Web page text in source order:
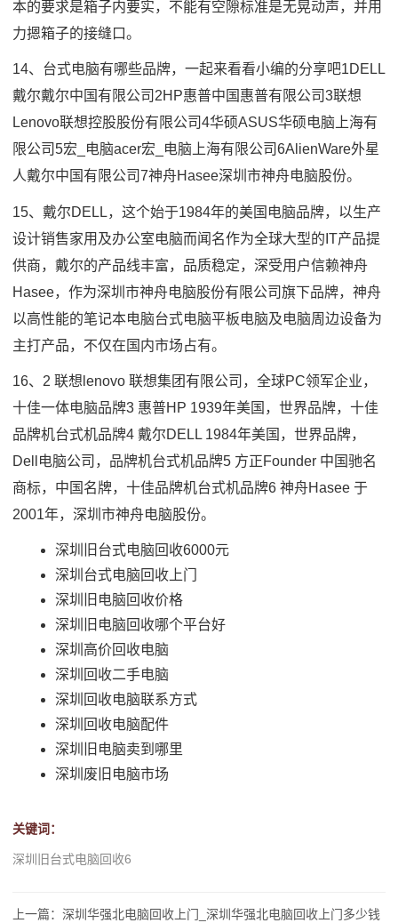
本的要求是箱子内要实，不能有空隙标准是无晃动声，并用
力摁箱子的接缝口。
14、台式电脑有哪些品牌，一起来看看小编的分享吧1DELL
戴尔戴尔中国有限公司2HP惠普中国惠普有限公司3联想
Lenovo联想控股股份有限公司4华硕ASUS华硕电脑上海有
限公司5宏_电脑acer宏_电脑上海有限公司6AlienWare外星
人戴尔中国有限公司7神舟Hasee深圳市神舟电脑股份。
15、戴尔DELL，这个始于1984年的美国电脑品牌，以生产
设计销售家用及办公室电脑而闻名作为全球大型的IT产品提
供商，戴尔的产品线丰富，品质稳定，深受用户信赖神舟
Hasee，作为深圳市神舟电脑股份有限公司旗下品牌，神舟
以高性能的笔记本电脑台式电脑平板电脑及电脑周边设备为
主打产品，不仅在国内市场占有。
16、2 联想lenovo 联想集团有限公司，全球PC领军企业，
十佳一体电脑品牌3 惠普HP 1939年美国，世界品牌，十佳
品牌机台式机品牌4 戴尔DELL 1984年美国，世界品牌，
Dell电脑公司，品牌机台式机品牌5 方正Founder 中国驰名
商标，中国名牌，十佳品牌机台式机品牌6 神舟Hasee 于
2001年，深圳市神舟电脑股份。
深圳旧台式电脑回收6000元
深圳台式电脑回收上门
深圳旧电脑回收价格
深圳旧电脑回收哪个平台好
深圳高价回收电脑
深圳回收二手电脑
深圳回收电脑联系方式
深圳回收电脑配件
深圳旧电脑卖到哪里
深圳废旧电脑市场
关键词：
深圳旧台式电脑回收6
上一篇：深圳华强北电脑回收上门_深圳华强北电脑回收上门多少钱